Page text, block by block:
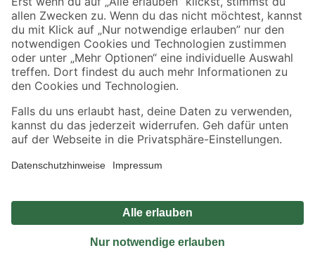
Jetzt die toom-App herunterladen
Alle Preisangaben in EUR inkl. gesetzl. MwSt.. Die dargestellten Angebote sind unter
Umständen nicht in allen Märkten verfügbar. Die angegebenen Verfügbarkeiten beziehen
Produkte nur solange der Vorrat reicht.
*Paketversand ab 59 € versandkostenfrei, gilt nicht für Artikel mit Speditionsversand, hier
Privatsphäre Impressum
Nutzungsbedingungen
Widerrufsrecht
Vertrag widerrufen